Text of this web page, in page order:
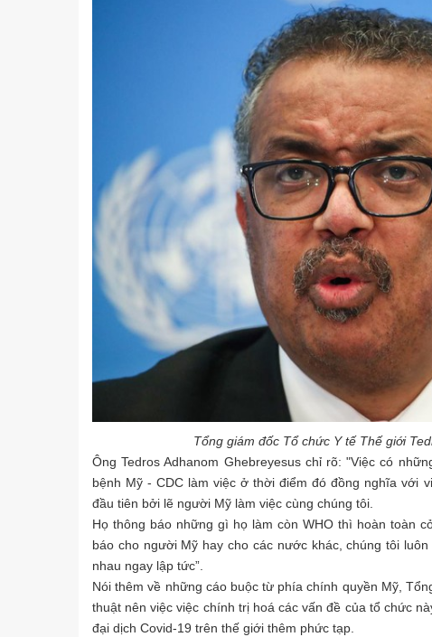
Tổng giám đốc Tổ chức Y tế Thế giới
Ông Tedros Adhanom Ghebreyesus chỉ rõ: "Việc có
bệnh Mỹ - CDC làm việc ở thời điểm đó đồng nghĩa với
đầu tiên bởi lẽ người Mỹ làm việc cùng chúng tôi.
Họ thông báo những gì họ làm còn WHO thì hoàn toàn
báo cho người Mỹ hay cho các nước khác, chúng tôi
nhau ngay lập tức”.
Nói thêm về những cáo buộc từ phía chính quyền Mỹ,
thuật nên việc việc chính trị hoá các vấn đề của tổ chức
đại dịch Covid-19 trên thế giới thêm phức tạp.